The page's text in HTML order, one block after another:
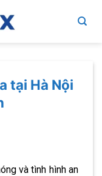
tại Hà Nội
và tình hình an